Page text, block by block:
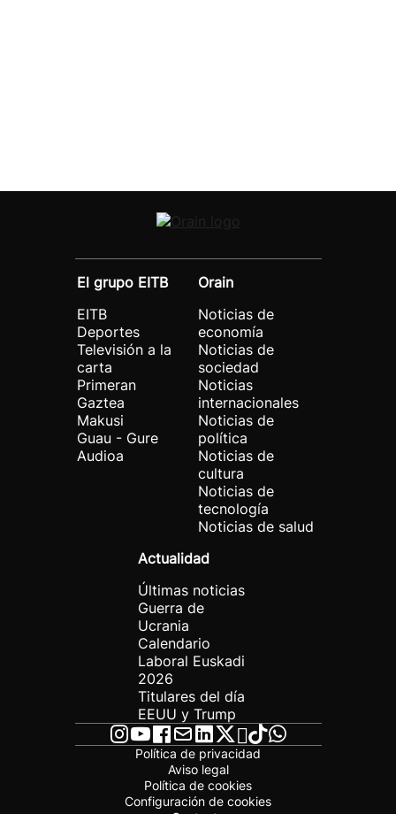
El grupo EITB
EITB
Deportes
Televisión a la
carta
Primeran
Gaztea
Makusi
Guau - Gure
Audioa
Orain
Noticias de
economía
Noticias de
sociedad
Noticias
internacionales
Noticias de
política
Noticias de
cultura
Noticias de
tecnología
Noticias de salud
Actualidad
Últimas noticias
Guerra de
Ucrania
Calendario
Laboral Euskadi
2026
Titulares del día
EEUU y Trump
Política de privacidad
Aviso legal
Política de cookies
Configuración de cookies